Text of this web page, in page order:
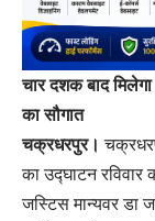
चार दशक बाद
का सौगात
चक्रधरपुर।
का उद्घाटन
जस्टिस मान्यवर डा